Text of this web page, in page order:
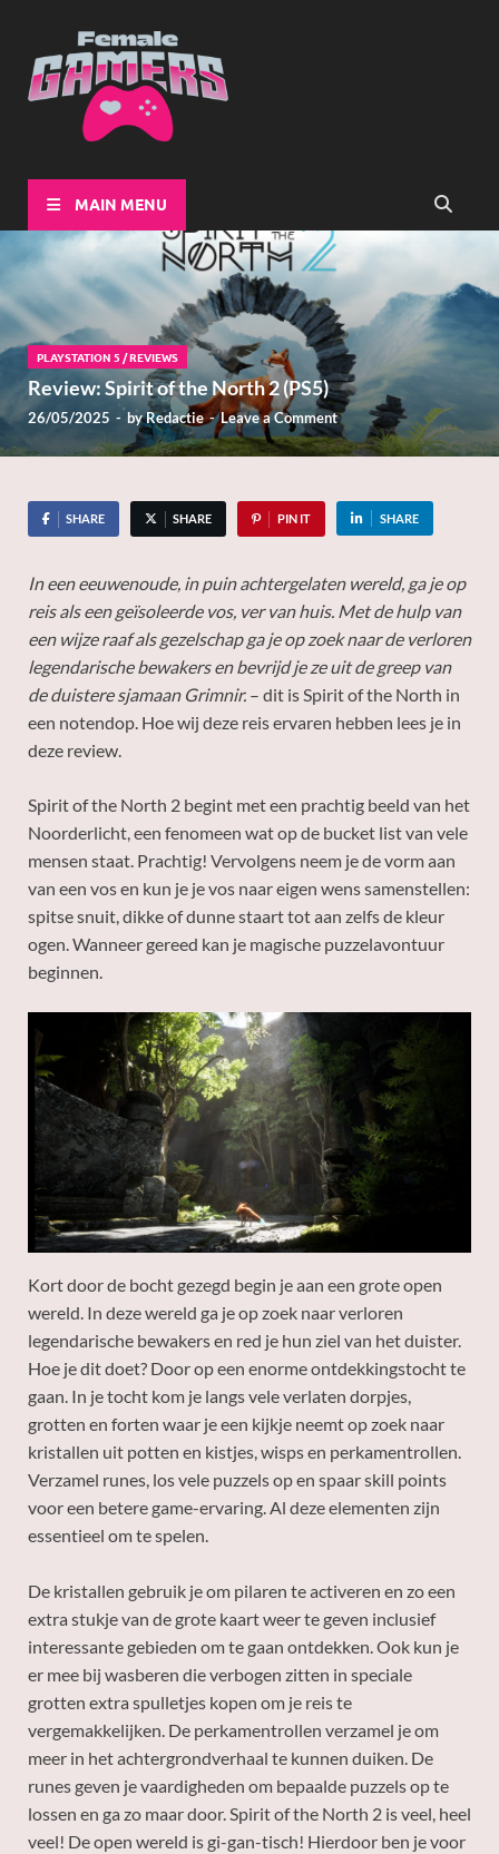
MAIN MENU
PLAYSTATION 5 /REVIEWS
Review: Spirit of the North 2 (PS5)
26/05/2025 - byRedactie-Leave a Comment
SHARE SHARE PIN IT SHARE
In een eeuwenoude, in puin achtergelaten wereld, ga je op
reis als een geïsoleerde vos, ver van huis. Met de hulp van
een wijze raaf als gezelschap ga je op zoek naar de verloren
legendarische bewakers en bevrijd je ze uit de greep van
de duistere sjamaan Grimnir. – dit is Spirit of the North in
een notendop. Hoe wij deze reis ervaren hebben lees je in
deze review.
Spirit of the North 2 begint met een prachtig beeld van het
Noorderlicht, een fenomeen wat op de bucket list van vele
mensen staat. Prachtig! Vervolgens neem je de vorm aan
van een vos en kun je je vos naar eigen wens samenstellen:
spitse snuit, dikke of dunne staart tot aan zelfs de kleur
ogen. Wanneer gereed kan je magische puzzelavontuur
beginnen.
Kort door de bocht gezegd begin je aan een grote open
wereld. In deze wereld ga je op zoek naar verloren
legendarische bewakers en red je hun ziel van het duister.
Hoe je dit doet? Door op een enorme ontdekkingstocht te
gaan. In je tocht kom je langs vele verlaten dorpjes,
grotten en forten waar je een kijkje neemt op zoek naar
kristallen uit potten en kistjes, wisps en perkamentrollen.
Verzamel runes, los vele puzzels op en spaar skill points
voor een betere game-ervaring. Al deze elementen zijn
essentieel om te spelen.
De kristallen gebruik je om pilaren te activeren en zo een
extra stukje van de grote kaart weer te geven inclusief
interessante gebieden om te gaan ontdekken. Ook kun je
er mee bij wasberen die verbogen zitten in speciale
grotten extra spulletjes kopen om je reis te
vergemakkelijken. De perkamentrollen verzamel je om
meer in het achtergrondverhaal te kunnen duiken. De
runes geven je vaardigheden om bepaalde puzzels op te
lossen en ga zo maar door. Spirit of the North 2 is veel, heel
veel! De open wereld is gi-gan-tisch! Hierdoor ben je voor